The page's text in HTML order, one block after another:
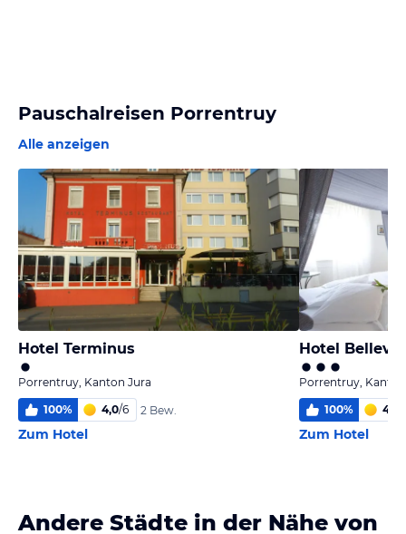
Pauschalreisen Porrentruy
Alle anzeigen
Hotel Terminus
Porrentruy, Kanton Jura
100% 4,0/6 2 Bew.
Zum Hotel
Hotel
Porrentruy,
100% 4,2
Zum Hotel
Andere Städte in der Nähe von